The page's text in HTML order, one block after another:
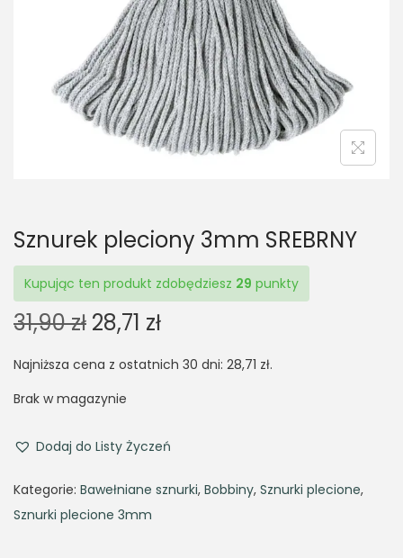
t
i
o
n
t
Sznurek pleciony 3mm SREBRNY
Kupując ten produkt zdobędziesz 29 punkty
31,90zł O
i
g
n
l
p
28,71 złC
r
n
p
Najniższa cena z ostatnich 30 dni: 28,71 zł.
Brak w magazynie
Dodaj do Listy Życzeń
Kategorie: Bawełniane sznurki, Bobbiny, Sznurki plecione,
Sznurki plecione 3mm